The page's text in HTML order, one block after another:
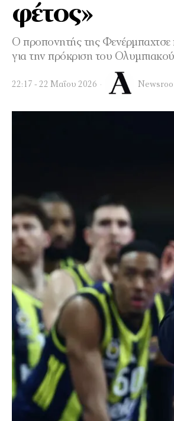
φέτος»
Ο προπονητής της
για την πρόκριση του Ολυμπιακού
22:17 - 22 Μαΐου 2026